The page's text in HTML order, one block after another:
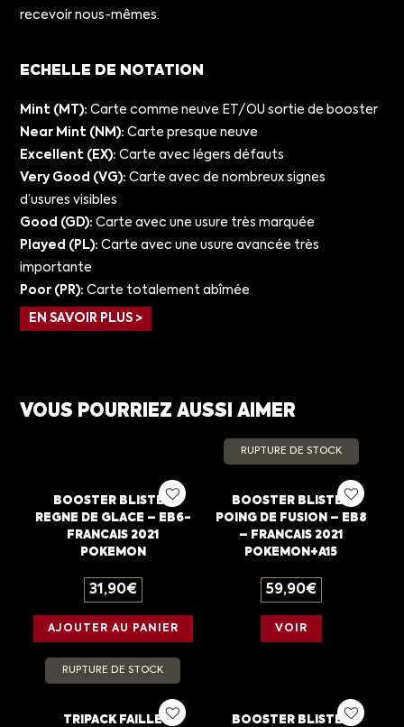
recevoir nous-mêmes.
ECHELLE DE NOTATION
Mint (MT): Carte comme neuve ET/OU sortie de booster
Near Mint (NM): Carte presque neuve
Excellent (EX): Carte avec légers défauts
Very Good (VG): Carte avec de nombreux signes
d’usures visibles
Good (GD): Carte avec une usure très marquée
Played (PL): Carte avec une usure avancée très
importante
Poor (PR): Carte totalement abîmée
EN SAVOIR PLUS >
VOUS POURRIEZ AUSSI AIMER
BOOSTER BLISTER
REGNE DE GLACE – EB6-
FRANCAIS 2021
POKEMON
31,90€
AJOUTER AU PANIER
RUPTURE DE STOCK
BOOSTER BLISTER
POING DE FUSION – EB8
– FRANCAIS 2021
POKEMON+A15
59,90€
VOIR
RUPTURE DE STOCK
TRIPACK FAILLE
BOOSTER BLISTER